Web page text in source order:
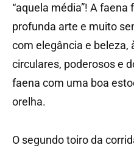
“aquela média”! A
profunda arte e muito
com elegância e beleza,
circulares, poderosos e
faena com uma boa
orelha.
O segundo toiro da